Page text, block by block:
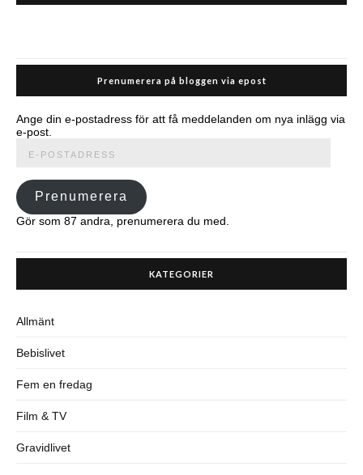
Prenumerera på bloggen via epost
Ange din e-postadress för att få meddelanden om nya inlägg via
e-post.
postadress
Prenumerera
Gör som 87 andra, prenumerera du med.
KATEGORIER
Allmänt
Bebislivet
Fem en fredag
Film & TV
Gravidlivet